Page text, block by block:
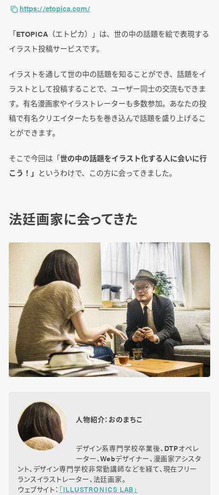
https://etopica.com/
「ETOPICA（エトピカ）」は、世の中の話題を絵で表現する
イラスト投稿サービスです。
イラストを通して世の中の話題を知ることができ、話題をイ
ラストとして投稿することで、ユーザー同士の交流もできま
す。有名漫画家やイラストレーターも多数参加。あなたの投
稿で有名クリエイターたちを巻き込んで話題を盛り上げるこ
とができます。
そこで今回は「世の中の話題をイラスト化する人に会いに行
こう！」 というわけで、この方に会ってきました。
法廷画家に会ってきた
人物紹介：おのまちこ
デザイン系専門学校卒業後、DTPオペレ
ーター、Webデザイナー、漫画家アシスタ
ント、デザイン専門学校非常勤講師などを経て、現在フリー
ランスイラストレーター、法廷画家。
ウェブサイト： 「ILLUSTRONICS LAB」